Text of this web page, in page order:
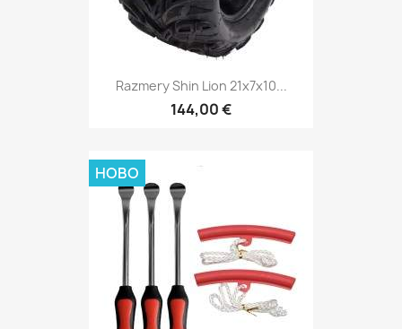
Razmery Shin Lion 21x7x10...
144,00 €
НОВО